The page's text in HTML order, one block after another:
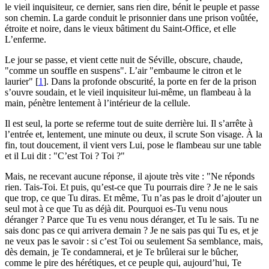
le vieil inquisiteur, ce dernier, sans rien dire, bénit le peuple et passe
son chemin. La garde conduit le prisonnier dans une prison voûtée,
étroite et noire, dans le vieux bâtiment du Saint-Office, et elle
L’enferme.
Le jour se passe, et vient cette nuit de Séville, obscure, chaude,
"comme un souffle en suspens". L’air "embaume le citron et le
laurier" [1]. Dans la profonde obscurité, la porte en fer de la prison
s’ouvre soudain, et le vieil inquisiteur lui-même, un flambeau à la
main, pénètre lentement à l’intérieur de la cellule.
Il est seul, la porte se referme tout de suite derrière lui. Il s’arrête à
l’entrée et, lentement, une minute ou deux, il scrute Son visage. À la
fin, tout doucement, il vient vers Lui, pose le flambeau sur une table
et il Lui dit : "C’est Toi ? Toi ?"
Mais, ne recevant aucune réponse, il ajoute très vite : "Ne réponds
rien. Tais-Toi. Et puis, qu’est-ce que Tu pourrais dire ? Je ne le sais
que trop, ce que Tu diras. Et même, Tu n’as pas le droit d’ajouter un
seul mot à ce que Tu as déjà dit. Pourquoi es-Tu venu nous
déranger ? Parce que Tu es venu nous déranger, et Tu le sais. Tu ne
sais donc pas ce qui arrivera demain ? Je ne sais pas qui Tu es, et je
ne veux pas le savoir : si c’est Toi ou seulement Sa semblance, mais,
dès demain, je Te condamnerai, et je Te brûlerai sur le bûcher,
comme le pire des hérétiques, et ce peuple qui, aujourd’hui, Te